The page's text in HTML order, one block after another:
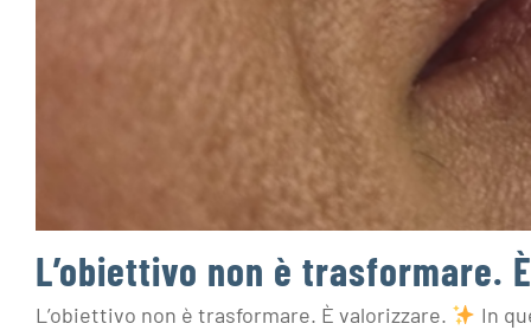
L’obiettivo non è trasformare.
L’obiettivo non è trasformare. È valorizzare.
In